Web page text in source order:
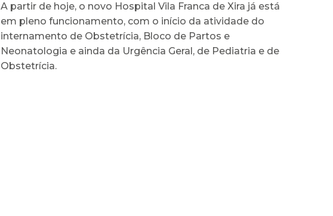
A partir de hoje, o novo Hospital Vila Franca de Xira já está
em pleno funcionamento, com o início da atividade do
internamento de Obstetrícia, Bloco de Partos e
Neonatologia e ainda da Urgência Geral, de Pediatria e de
Obstetrícia.